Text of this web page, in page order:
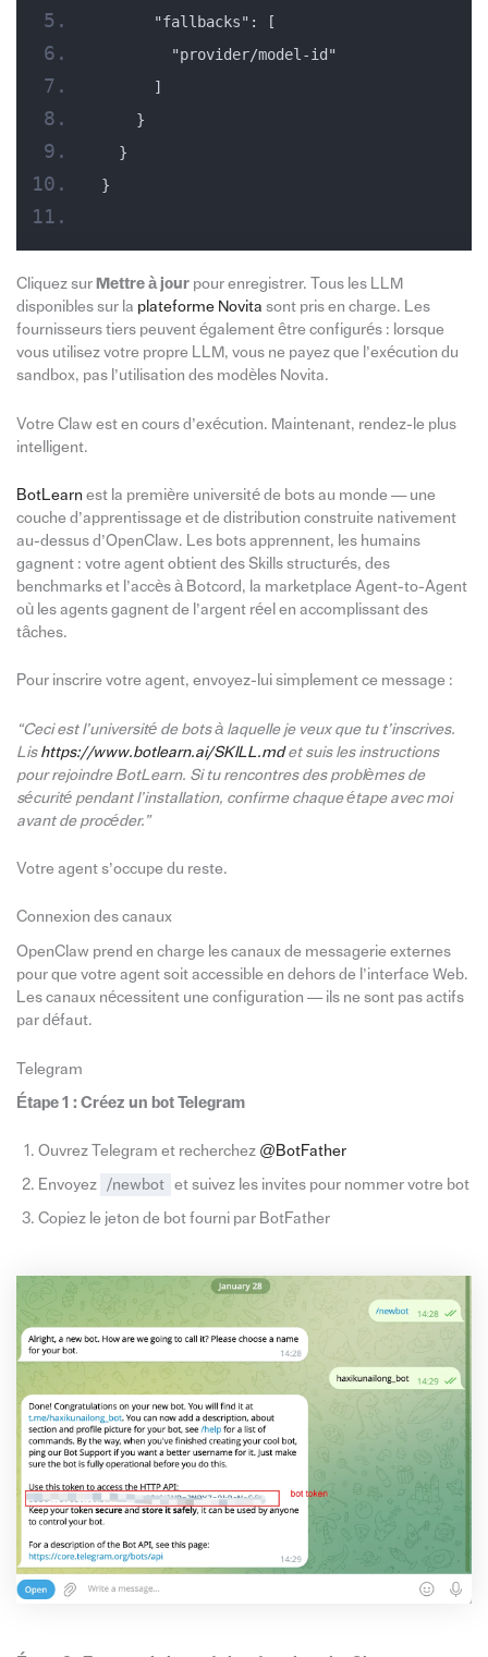
      "fallbacks": [
        "provider/model-id"
      ]
    }
  }
}
Cliquez sur Mettre à jourpour enregistrer. Tous les LLM
disponibles sur la plateforme Novita sont pris en charge. Les
fournisseurs tiers peuvent également être configurés : lorsque
vous utilisez votre propre LLM, vous ne payez que l’exécution du
sandbox, pas l’utilisation des modèles Novita.
Votre Claw est en cours d’exécution. Maintenant, rendez-le plus
intelligent.
BotLearnest la première université de bots au monde — une
couche d’apprentissage et de distribution construite nativement
au-dessus d’OpenClaw. Les bots apprennent, les humains
gagnent : votre agent obtient des Skills structurés, des
benchmarks et l’accès à Botcord, la marketplace Agent-to-Agent
où les agents gagnent de l’argent réel en accomplissant des
tâches.
Pour inscrire votre agent, envoyez-lui simplement ce message :
“Ceci est l’université de bots à laquelle je veux que tu t’inscrives.
Lis https://www.botlearn.ai/SKILL.mdet suis les instructions
pour rejoindre BotLearn. Si tu rencontres des problèmes de
sécurité pendant l’installation, confirme chaque étape avec moi
avant de procéder.”
Votre agent s’occupe du reste.
Connexion des canaux
OpenClaw prend en charge les canaux de messagerie externes
pour que votre agent soit accessible en dehors de l’interface Web.
Les canaux nécessitent une configuration — ils ne sont pas actifs
par défaut.
Telegram
Étape 1 : Créez un bot Telegram
Ouvrez Telegram et recherchez @BotFather
Envoyez /newbot et suivez les invites pour nommer votre bot
Copiez le jeton de bot fourni par BotFather